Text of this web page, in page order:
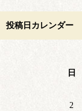
投稿日カレンダー
日
2